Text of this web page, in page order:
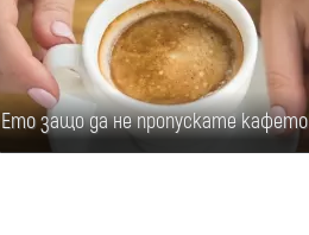
Ето защо да не пропускате кафето